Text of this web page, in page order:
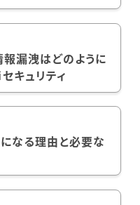
漏洩はどのように
キュリティ
なる理由と必要な